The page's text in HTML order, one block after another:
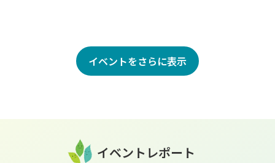
イベントをさらに表示
イベントレポート